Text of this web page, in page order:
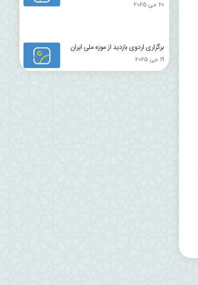
20 می 2025
برگزاری اردوی بازدید از موزه ملی ایران
19 می 2025